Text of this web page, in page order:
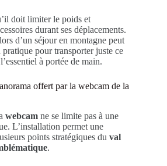
doit limiter le poids et
durant ses déplacements.
lors d’un séjour en montagne peut
pour transporter juste ce
à portée de main.
offert par la webcam de la
webcam ne se limite pas à une
L’installation permet une
points stratégiques du val
.